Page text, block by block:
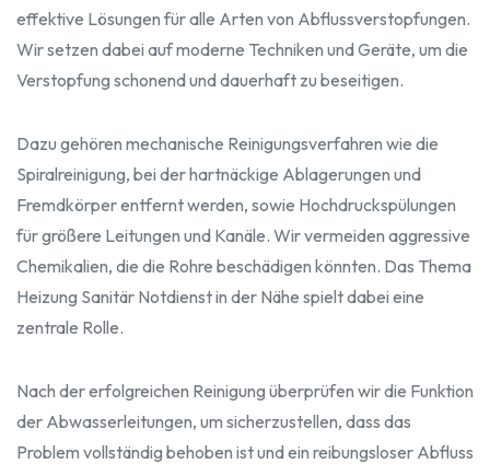
effektive Lösungen für alle Arten von Abflussverstopfungen.
Wir setzen dabei auf moderne Techniken und Geräte, um die
Verstopfung schonend und dauerhaft zu beseitigen.
Dazu gehören mechanische Reinigungsverfahren wie die
Spiralreinigung, bei der hartnäckige Ablagerungen und
Fremdkörper entfernt werden, sowie Hochdruckspülungen
für größere Leitungen und Kanäle. Wir vermeiden aggressive
Chemikalien, die die Rohre beschädigen könnten. Das Thema
Heizung Sanitär Notdienst in der Nähe spielt dabei eine
zentrale Rolle.
Nach der erfolgreichen Reinigung überprüfen wir die Funktion
der Abwasserleitungen, um sicherzustellen, dass das
Problem vollständig behoben ist und ein reibungsloser Abfluss